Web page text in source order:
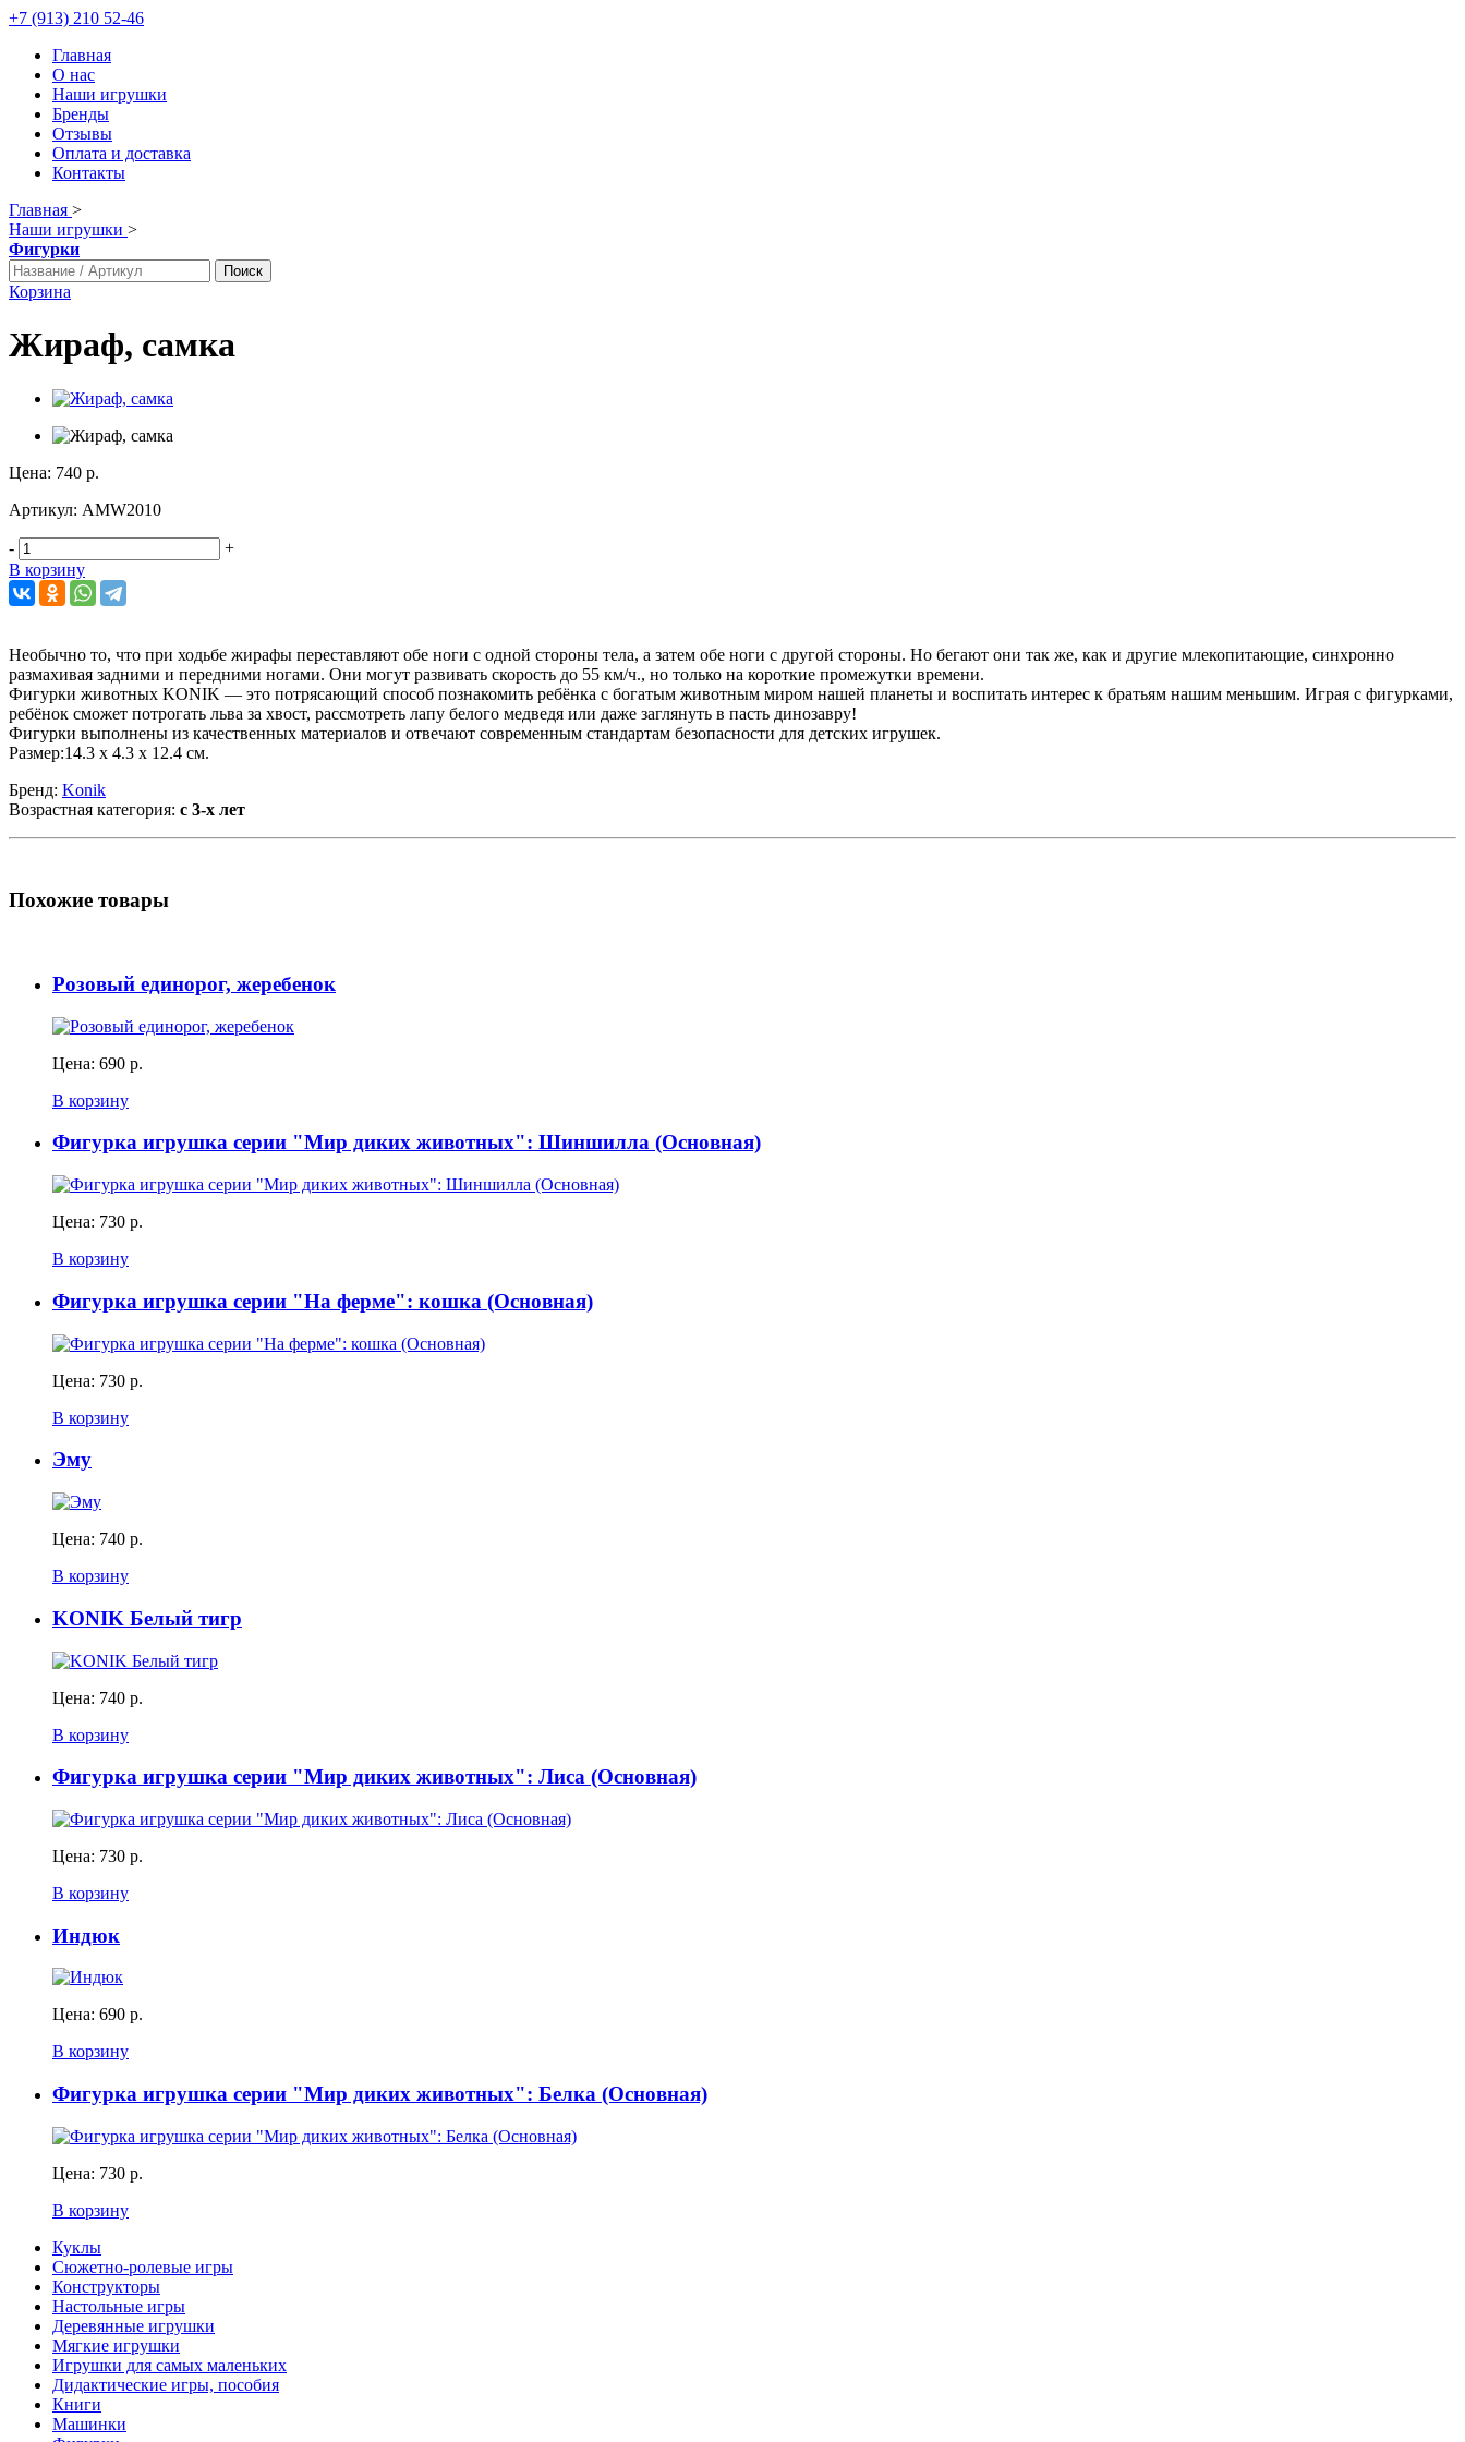
+7 (913) 210 52-46
Главная
О нас
Наши игрушки
Бренды
Отзывы
Оплата и доставка
Контакты
Главная >
Наши игрушки >
Фигурки
Поиск
Корзина
Жираф, самка
Цена: 740 р.
Артикул: AMW2010
-
+
В корзину
Необычно то, что при ходьбе жирафы переставляют обе ноги с одной стороны тела, а затем обе ноги с другой стороны. Но бегают они так же, как и другие млекопитающие, синхронно
размахивая задними и передними ногами. Они могут развивать скорость до 55 км/ч., но только на короткие промежутки времени.
Фигурки животных KONIK — это потрясающий способ познакомить ребёнка с богатым животным миром нашей планеты и воспитать интерес к братьям нашим меньшим. Играя с фигурками,
ребёнок сможет потрогать льва за хвост, рассмотреть лапу белого медведя или даже заглянуть в пасть динозавру!
Фигурки выполнены из качественных материалов и отвечают современным стандартам безопасности для детских игрушек.
Размер:14.3 х 4.3 х 12.4 см.
Бренд: Konik
Возрастная категория: с 3-х лет
Похожие товары
Розовый единорог, жеребенок
Цена: 690 р.
В корзину
Фигурка игрушка серии "Мир диких животных": Шиншилла (Основная)
Цена: 730 р.
В корзину
Фигурка игрушка серии "На ферме": кошка (Основная)
Цена: 730 р.
В корзину
Эму
Цена: 740 р.
В корзину
KONIK Белый тигр
Цена: 740 р.
В корзину
Фигурка игрушка серии "Мир диких животных": Лиса (Основная)
Цена: 730 р.
В корзину
Индюк
Цена: 690 р.
В корзину
Фигурка игрушка серии "Мир диких животных": Белка (Основная)
Цена: 730 р.
В корзину
Куклы
Сюжетно-ролевые игры
Конструкторы
Настольные игры
Деревянные игрушки
Мягкие игрушки
Игрушки для самых маленьких
Дидактические игры, пособия
Книги
Машинки